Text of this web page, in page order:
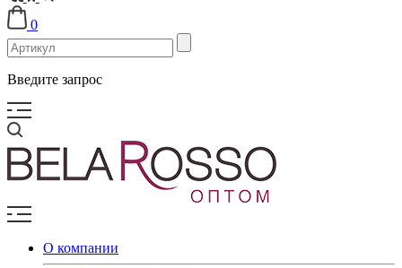
0
Введите запрос
О компании